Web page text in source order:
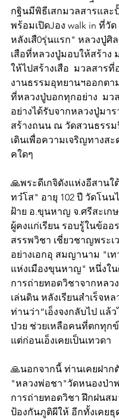
กฐินมีพิธีเสกมวลสารและ
พร้อมเปิดJอง walk in ที่วั
หลังเสื0รุ่นแรก" หลวงปู่ศิ
เสือที่หลวงปู่มอบให้สร้าง
ให้ไปสร้างเสือ  มวลสาร
งานธรรมอุทยานฯออกตา
ที่หลวงปู่บอกทุกอย่าง  มว
อย่างได้รับจากหลวงปู่มา
สร้างถนน ณ วัดสวนธรรม
เดินเพื่อความเจริญทางส
คใดๆ
🙏พระดีเกจิดังแห่งอีสาน
ทวํโส" อายุ 102 ปี วัดโนน
ฝ้าย อ.ขุนหาญ จ.ศรีสะเก
ผู้คงแก่เรียน รอบรู้ในข้ออ
สรรพวิชา เชี่ยวชาญพระ
อย่างเอกอุ สมญานาม "เท
แห่งเมืองขุนหาญ" หนึ่งใน
การถ่ายทอดวิชาจากหลว
เล่นดิน หลังเรียนสำเร็จหล
ท่านว่า“เอ็งจงกลับไป แล้
ป่วย ช่วยเหลือคนที่ตกทุกข์
แต่ก่อนเอ็งเคยเป็นเทวดา
🙏นอกจากนี้ ท่านเคยฝาก
"หลวงพ่อชา"วัดหนองป่า
การถ่ายทอดวิชา ฝึกฝนส
ป้องกันภูติผีให้ อีกทั้งเคยธุ